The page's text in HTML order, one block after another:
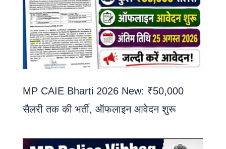
MP CAIE Bharti 2026 New: ₹50,000
सैलरी तक की भर्ती, ऑफलाइन आवेदन शुरू